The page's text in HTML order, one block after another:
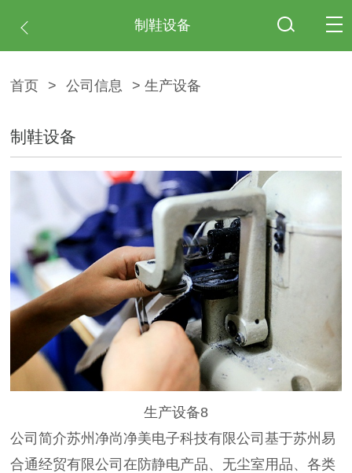
制鞋设备
首页 > 公司信息 > 生产设备
制鞋设备
生产设备8
公司简介苏州净尚净美电子科技有限公司基于苏州易
合通经贸有限公司在防静电产品、无尘室用品、各类